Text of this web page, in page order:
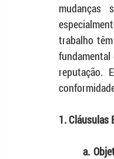
mudanças
trabalho
fundamental
reputação.
1. Cláusulas
a.